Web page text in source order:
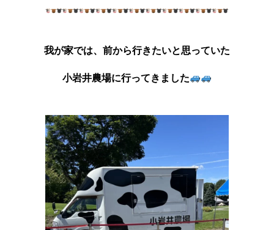
我が家では、前から行きたいと思っていた
小岩井農場に行ってきました